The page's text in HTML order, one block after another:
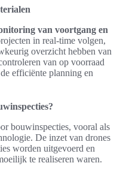
van voortgang en
in real-time volgen,
overzicht hebben van
van op voorraad
efficiënte planning en
bouwinspecties, vooral als
De inzet van drones
worden uitgevoerd en
te realiseren waren.